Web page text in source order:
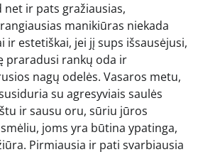
ir pats gražiausias,
manikiūras niekada
ir estetiškai, jei jį sups išsausėjusi,
praradusi rankų oda ir
nagų odelės. Vasaros metu,
su agresyviais saulės
ir sausu oru, sūriu jūros
joms yra būtina ypatinga,
Pirmiausia ir pati svarbiausia